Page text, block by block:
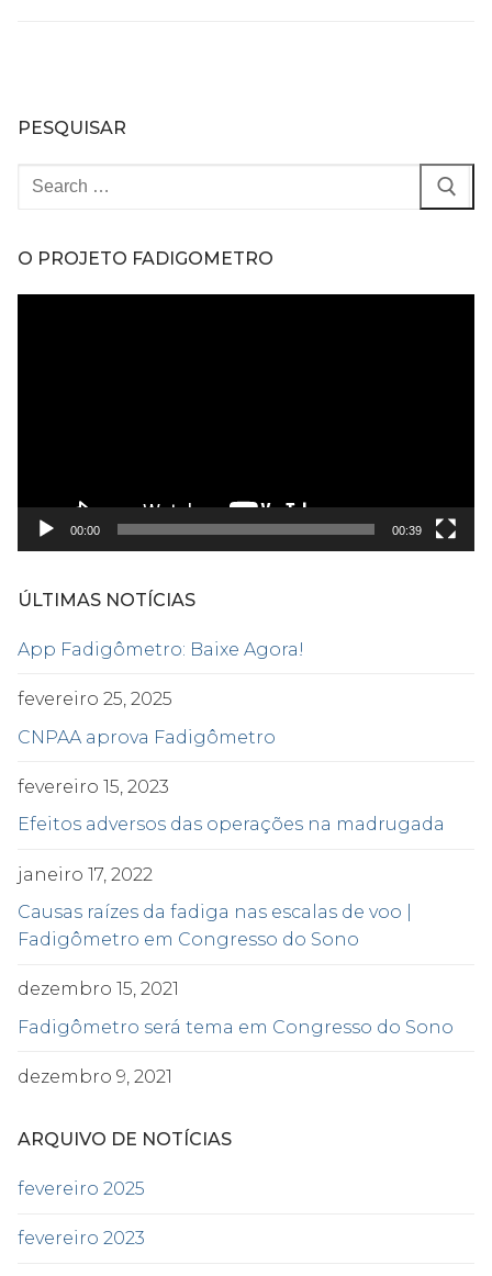
PESQUISAR
Pesquisar
O PROJETO FADIGOMETRO
00:00 00:39
ÚLTIMAS NOTÍCIAS
App Fadigômetro: Baixe Agora!
fevereiro 25, 2025
CNPAA aprova Fadigômetro
fevereiro 15, 2023
Efeitos adversos das operações na madrugada
janeiro 17, 2022
Causas raízes da fadiga nas escalas de voo |
Fadigômetro em Congresso do Sono
dezembro 15, 2021
Fadigômetro será tema em Congresso do Sono
dezembro 9, 2021
ARQUIVO DE NOTÍCIAS
fevereiro 2025
fevereiro 2023